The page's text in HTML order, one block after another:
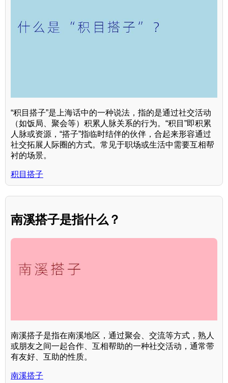
“积目搭子”是上海话中的一种说法，指的是通过社交活动
（如饭局、聚会等）积累人脉关系的行为。“积目”即积累
人脉或资源，“搭子”指临时结伴的伙伴，合起来形容通过
社交拓展人际圈的方式。常见于职场或生活中需要互相帮
衬的场景。
积目搭子
南溪搭子是指什么？
南溪搭子是指在南溪地区，通过聚会、交流等方式，熟人
或朋友之间一起合作、互相帮助的一种社交活动，通常带
有友好、互助的性质。
南溪搭子